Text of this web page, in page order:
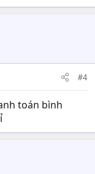
#4
toán bình